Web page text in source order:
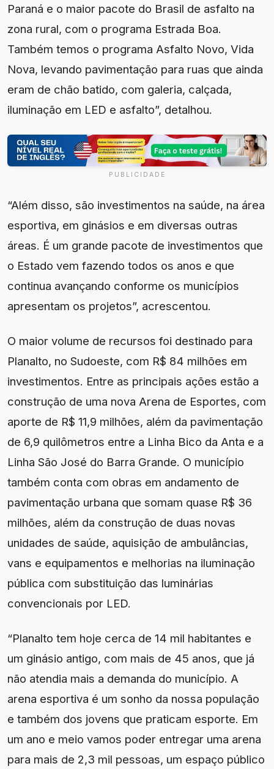
Paraná e o maior pacote do Brasil de asfalto na
zona rural, com o programa Estrada Boa.
Também temos o programa Asfalto Novo, Vida
Nova, levando pavimentação para ruas que ainda
eram de chão batido, com galeria, calçada,
iluminação em LED e asfalto”, detalhou.
PUBLICIDADE
“Além disso, são investimentos na saúde, na área
esportiva, em ginásios e em diversas outras
áreas. É um grande pacote de investimentos que
o Estado vem fazendo todos os anos e que
continua avançando conforme os municípios
apresentam os projetos”, acrescentou.
O maior volume de recursos foi destinado para
Planalto, no Sudoeste, com R$ 84 milhões em
investimentos. Entre as principais ações estão a
construção de uma nova Arena de Esportes, com
aporte de R$ 11,9 milhões, além da pavimentação
de 6,9 quilômetros entre a Linha Bico da Anta e a
Linha São José do Barra Grande. O município
também conta com obras em andamento de
pavimentação urbana que somam quase R$ 36
milhões, além da construção de duas novas
unidades de saúde, aquisição de ambulâncias,
vans e equipamentos e melhorias na iluminação
pública com substituição das luminárias
convencionais por LED.
“Planalto tem hoje cerca de 14 mil habitantes e
um ginásio antigo, com mais de 45 anos, que já
não atendia mais a demanda do município. A
arena esportiva é um sonho da nossa população
e também dos jovens que praticam esporte. Em
um ano e meio vamos poder entregar uma arena
para mais de 2,3 mil pessoas, um espaço público